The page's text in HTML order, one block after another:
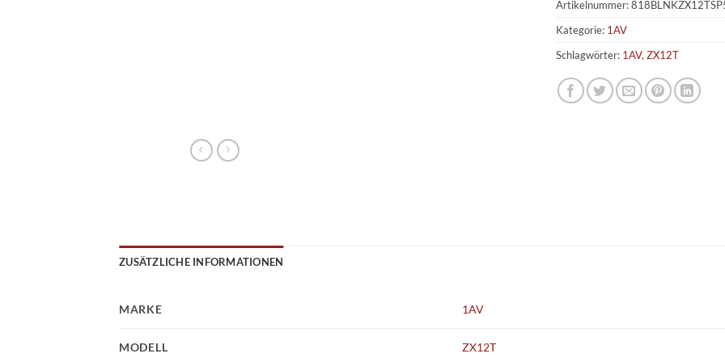
Artikelnummer:
Kategorie: 1AV
Schlagwörter: 1AV, ZX12T
ZUSÄTZLICHE INFORMATIONEN
MARKE 1AV
MODELL ZX12T